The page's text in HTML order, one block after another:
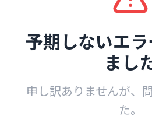
予期しないエ
まし
申し訳ありませんが、
た。